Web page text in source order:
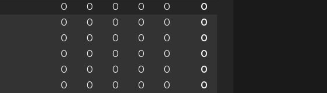
0 0 0 0 0 0
0 0 0 0 0 0
0 0 0 0 0 0
0 0 0 0 0 0
0 0 0 0 0 0
0 0 0 0 0 0